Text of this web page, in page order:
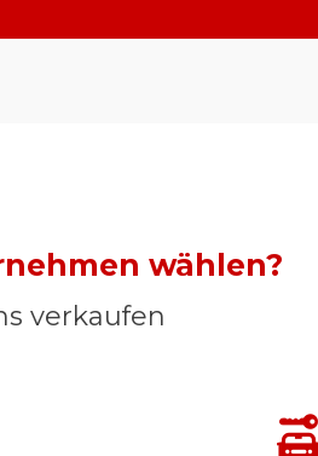
wählen?
verkaufen